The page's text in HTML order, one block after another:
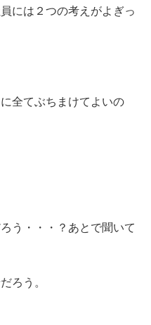
には２つの考えがよぎっ
全てぶちまけてよいの
う・・・？あとで聞いて
ろう。